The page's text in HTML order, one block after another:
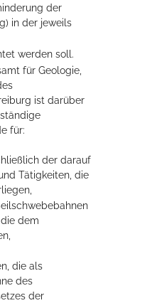
der
in der jeweils
werden soll.
für Geologie,
ist darüber
für:
der darauf
Tätigkeiten, die
dem
die als
des
der